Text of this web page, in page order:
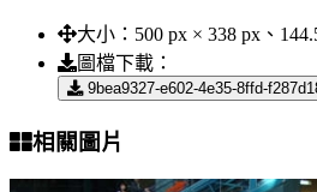
大小： 500 px × 338 px、
圖檔下載：
9bea9327-e602-4e35-8ffd-
相關圖片